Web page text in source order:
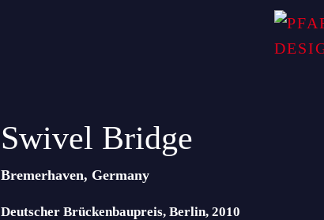
Swivel Bridge
Bremerhaven, Germany
Deutscher Brückenbaupreis, Berlin, 2010